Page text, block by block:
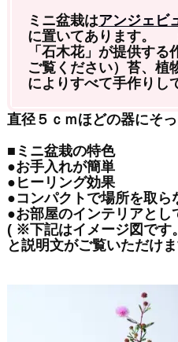
ミニ盆栽はアンジェビ
に置いてあります。
「石木花」が提供す
ご覧ください）苔、植
によりすべて手作りし
直径５ｃｍほどの器にそ
■ミニ盆栽の特色
●お手入れが簡単
●ヒーリング効果
●コンパクトで場所を取ら
●お部屋のインテリアとし
( ※下記はイメージ図です
と説明文がご覧いただけま